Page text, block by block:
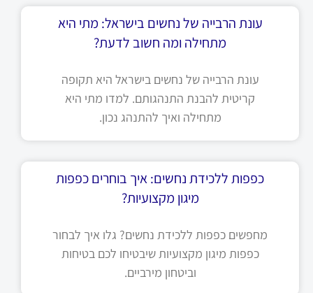
עונת הרבייה של נחשים בישראל: מתי היא
מתחילה ומה חשוב לדעת?
עונת הרבייה של נחשים בישראל היא תקופה
קריטית להבנת התנהגותם. למדו מתי היא
מתחילה ואיך להתנהג נכון.
כפפות ללכידת נחשים: איך בוחרים כפפות
מיגון מקצועיות?
מחפשים כפפות ללכידת נחשים? גלו איך לבחור
כפפות מיגון מקצועיות שיבטיחו לכם בטיחות
וביטחון מירביים.